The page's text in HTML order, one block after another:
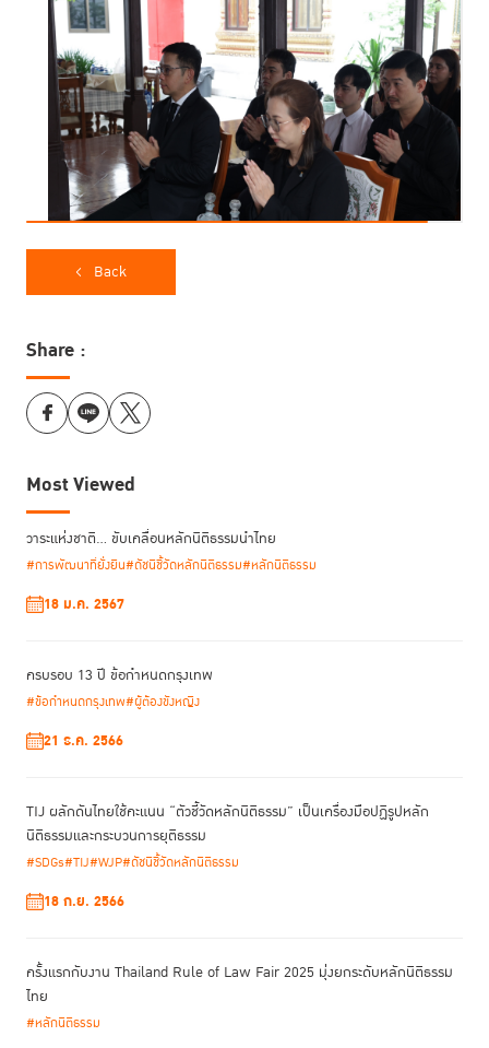
Back
Share :
Most Viewed
วาระแห่งชาติ… ขับเคลื่อนหลักนิติธรรมนำไทย
#การพัฒนาที่ยั่งยืน#ดัชนีชี้วัดหลักนิติธรรม#หลักนิติธรรม
18 ม.ค. 2567
ครบรอบ 13 ปี ข้อกำหนดกรุงเทพ
#ข้อกำหนดกรุงเทพ#ผู้ต้องขังหญิง
21 ธ.ค. 2566
TIJ ผลักดันไทยใช้คะแนน “ตัวชี้วัดหลักนิติธรรม” เป็นเครื่องมือปฏิรูปหลัก
นิติธรรมและกระบวนการยุติธรรม
#SDGs#TIJ#WJP#ดัชนีชี้วัดหลักนิติธรรม
18 ก.ย. 2566
ครั้งแรกกับงาน Thailand Rule of Law Fair 2025 มุ่งยกระดับหลักนิติธรรม
ไทย
#หลักนิติธรรม